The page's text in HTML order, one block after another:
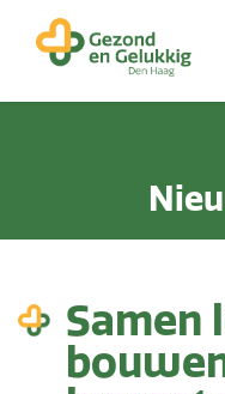
Samen